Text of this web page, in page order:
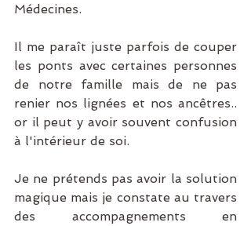
Médecines.
Il me paraît juste parfois de couper
les ponts avec certaines personnes
de notre famille mais de ne pas
renier nos lignées et nos ancêtres..
or il peut y avoir souvent confusion
à l'intérieur de soi.
Je ne prétends pas avoir la solution
magique mais je constate au travers
des accompagnements en